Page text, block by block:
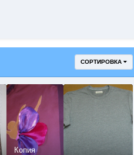
СОРТИРОВКА
Копия